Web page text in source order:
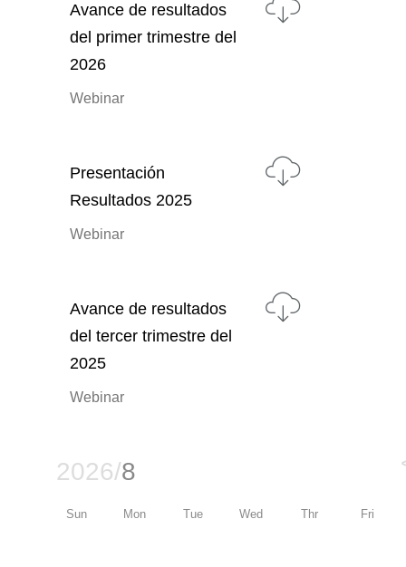
Avance de resultados
del primer trimestre del
2026
Webinar
Presentación
Resultados 2025
Webinar
Avance de resultados
del tercer trimestre del
2025
Webinar
2026/8
Sun Mon Tue Wed Thr Fri